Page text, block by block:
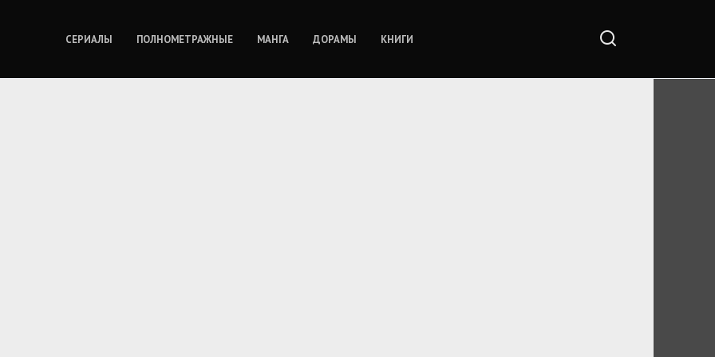
СЕРИАЛЫ ПОЛНОМЕТРАЖНЫЕ МАНГА ДОРАМЫ КНИГИ